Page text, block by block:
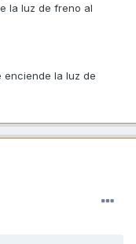
la luz de freno al
enciende la luz de